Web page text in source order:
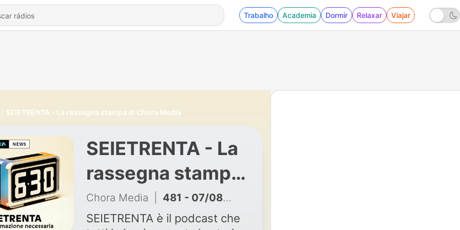
Trabalho Academia Dormir Relaxar Viajar
SEIETRENTA - La rassegna stampa di Chora Media
SEIETRENTA - La
rassegna stampa
di Chora Media de
Chora Media
Chora Media 481 - 07/08: La ricostruzione di Gaza del Board of Peace comincia da una base militare
SEIETRENTA è il podcast che